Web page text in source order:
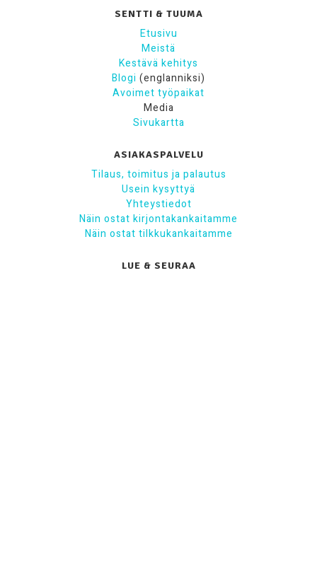
SENTTI & TUUMA
Etusivu
Meistä
Kestävä kehitys
Blogi (englanniksi)
Avoimet työpaikat
Media
Sivukartta
ASIAKASPALVELU
Tilaus, toimitus ja palautus
Usein kysyttyä
Yhteystiedot
Näin ostat kirjontakankaitamme
Näin ostat tilkkukankaitamme
LUE & SEURAA